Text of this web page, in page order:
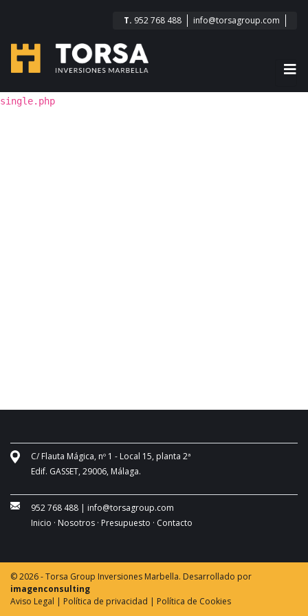
T. 952 768 488 info@torsagroup.com
single.php
C/ Flauta Mágica, nº 1 - Local 15, planta 2ª
Edif. GASSET, 29006, Málaga.
952 768 488 | info@torsagroup.com
Inicio · Nosotros · Presupuesto · Contacto
© 2026 - Torsa Group Inversiones Marbella. Desarrollado por
imagenconsulting
Aviso Legal | Política de privacidad | Política de Cookies